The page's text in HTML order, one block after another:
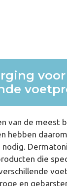
voor
van de meest
hebben
nodig.
die
en